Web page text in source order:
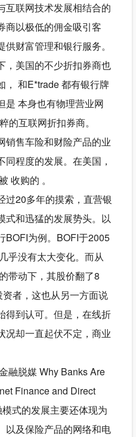
互联网技术发展相结合的
商以极低的佣金吸引客
财富管理和银行服务。
，美国的不少折扣券商也
， 和E*trade 都有银行牌
是 本身也有物理营业网
的互联网折扣券商。
销售车险和财险产品的业
程度的发展。在美国，
收购的 。
过20多年的摸索，直营银
式和迅猛的发展势头。以
BOFI为例。BOFI于2005
乎没有太大变化。而从
带动下，其股价翻了8
者，这也从另一方面说
得到认可。但是，在线折
况却一直起伏不定，商业
融脱媒 Why Banks Are
Finance and Direct
式的发展主要还体现为
以及保险产品的网络和电